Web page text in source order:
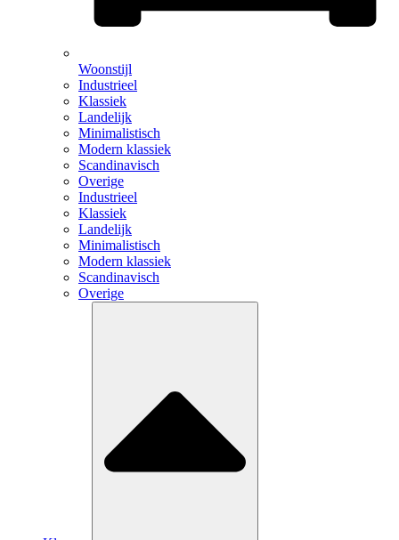
Woonstijl
Industrieel
Klassiek
Landelijk
Minimalistisch
Modern klassiek
Scandinavisch
Overige
Industrieel
Klassiek
Landelijk
Minimalistisch
Modern klassiek
Scandinavisch
Overige